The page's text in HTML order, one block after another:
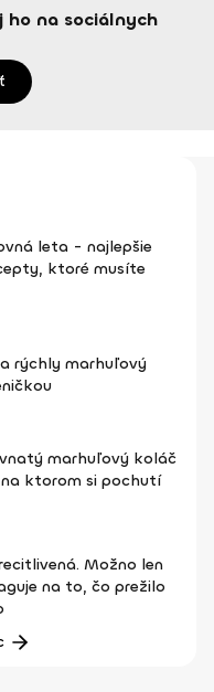
ho na sociálnych
leta - najlepšie
ktoré musíte
rýchly marhuľový
marhuľový koláč
ktorom si pochutí
Možno len
na to, čo prežilo